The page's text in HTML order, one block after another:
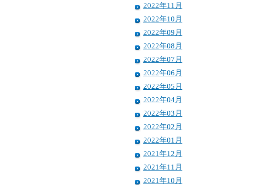
2022年11月
2022年10月
2022年09月
2022年08月
2022年07月
2022年06月
2022年05月
2022年04月
2022年03月
2022年02月
2022年01月
2021年12月
2021年11月
2021年10月